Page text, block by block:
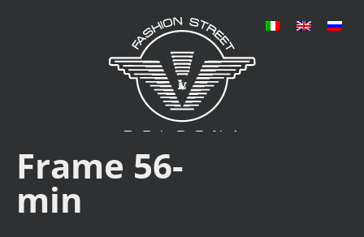
Frame 56-
min